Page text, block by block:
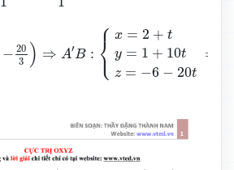
− 20
3
) ⇒ A′B : ⎧
⎨
⎩
x = 2 + t
y = 1 + 10t
z = −6 − 20t
⇒
+ +10 z